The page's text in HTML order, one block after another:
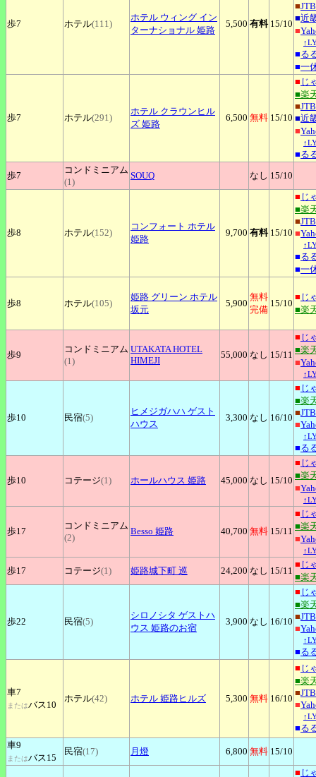
歩7 ホテル(111)
ホテル ウィング イン
ターナショナル 姫路
5,500 有料 15/10
■JTB
■近
■
■る
■一
歩7 ホテル(291)
ホテル クラウンヒル
ズ 姫路
6,500 無料 15/10
■ じ
■楽
■JTB
■近
■
■る
歩7
コンドミニアム
(1)
SOUQ なし 15/10
歩8 ホテル(152)
コンフォート ホテル
姫路
9,700 有料 15/10
■ じ
■楽
■JTB
■
■る
■一
歩8 ホテル(105)
姫路 グリーン ホテル
坂元
5,900
無料
完備
15/10
■ じ
■楽
歩9
コンドミニアム
(1)
UTAKATAHOTEL
HIMEJI
55,000 なし 15/11
■ じ
■楽
■
歩10 民宿(5)
ヒメジガハハ ゲスト
ハウス
3,300 なし 16/10
■ じ
■楽
■JTB
■
■る
歩10 コテージ(1) ホールハウス 姫路 45,000 なし 15/10
■ じ
■楽
■
歩17
コンドミニアム
(2)
Besso 姫路 40,700 無料 15/11
■ じ
■楽
■
歩17 コテージ(1) 姫路城下町 巡 24,200 なし 15/11
■ じ
■楽
歩22 民宿(5)
シロノシタ ゲストハ
ウス 姫路のお宿
3,900 なし 16/10
■ じ
■楽
■JTB
■
■る
車7
またはバス10
ホテル(42) ホテル 姫路ヒルズ 5,300 無料 16/10
■ じ
■楽
■JTB
■
■る
車9
またはバス15
民宿(17) 月燈 6,800 無料 15/10
■ じ